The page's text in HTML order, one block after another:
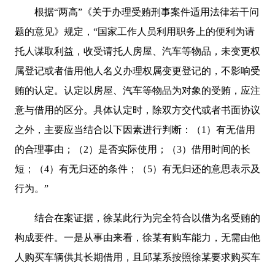
根据“两高”《关于办理受贿刑事案件适用法律若干问
题的意见》规定，“国家工作人员利用职务上的便利为请
托人谋取利益，收受请托人房屋、汽车等物品，未变更权
属登记或者借用他人名义办理权属变更登记的，不影响受
贿的认定。认定以房屋、汽车等物品为对象的受贿，应注
意与借用的区分。具体认定时，除双方交代或者书面协议
之外，主要应当结合以下因素进行判断：（1）有无借用
的合理事由；（2）是否实际使用；（3）借用时间的长
短；（4）有无归还的条件；（5）有无归还的意思表示及
行为。”
结合在案证据，徐某此行为完全符合以借为名受贿的
构成要件。一是从事由来看，徐某有购车能力，无需由他
人购买车辆供其长期借用，且邱某系按照徐某要求购买车